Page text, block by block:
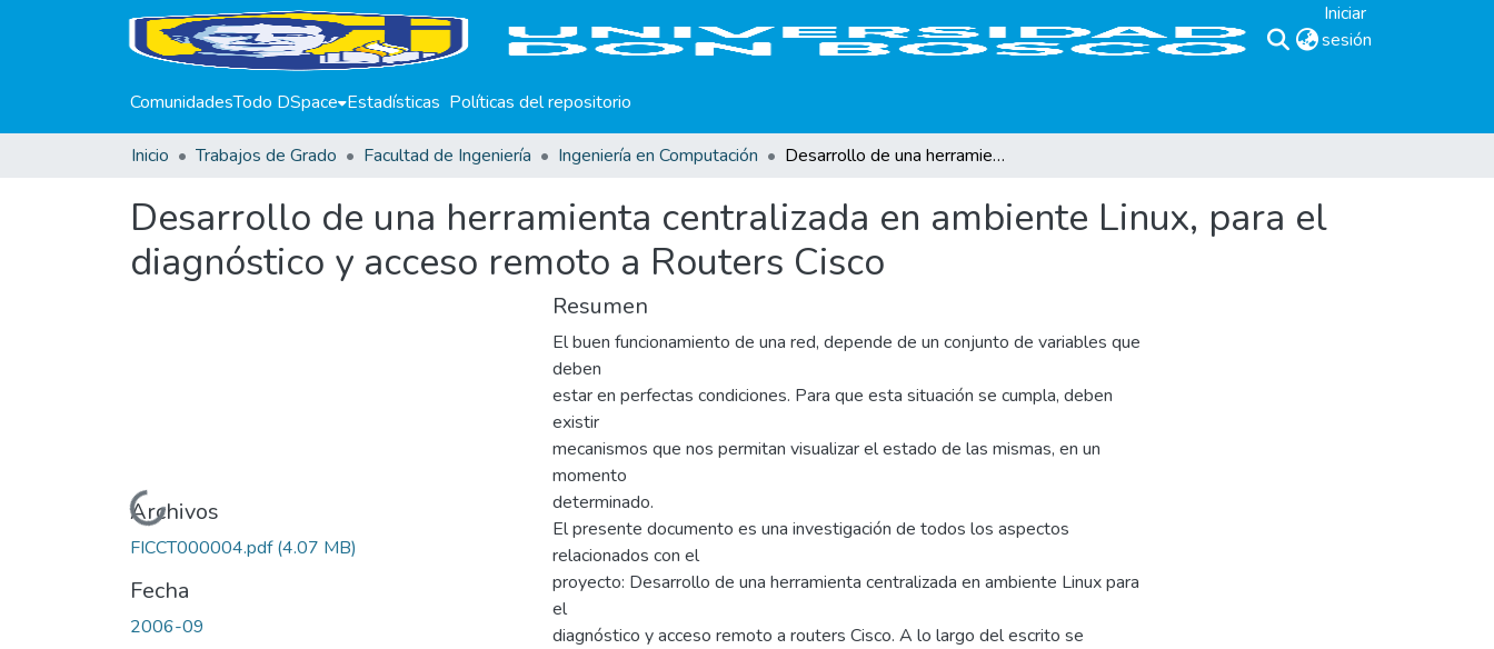
Iniciar
sesión
ComunidadesTodo DSpace Estadísticas Políticas del repositorio
Inicio Trabajos de Grado Facultad de Ingeniería Ingeniería en Computación Desarrollo de una herramienta centralizada en ambiente Linux, para el diagnóstico y acceso remoto a Routers Cisco
Desarrollo de una herramienta centralizada en ambiente Linux, para el
diagnóstico y acceso remoto a Routers Cisco
Cargando...
Archivos
FICCT000004.pdf(4.07 MB)
Fecha
2006-09
Resumen
El buen funcionamiento de una red, depende de un conjunto de variables que
deben
estar en perfectas condiciones. Para que esta situación se cumpla, deben
existir
mecanismos que nos permitan visualizar el estado de las mismas, en un
momento
determinado.
El presente documento es una investigación de todos los aspectos
relacionados con el
proyecto: Desarrollo de una herramienta centralizada en ambiente Linux para
el
diagnóstico y acceso remoto a routers Cisco. A lo largo del escrito se